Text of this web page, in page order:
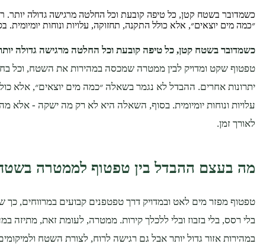
כשמדובר בשטח קטן, כל טיפה קובעת וכל החלטה מרגישה גדולה
״כמה מים יוצאים״, אלא כולל התקנה, תחזוקה, עלויות ונוחות
כשמדובר בשטח קטן, כל טיפה קובעת וכל החלטה מרגישה גדולה
טפטוף שקט ומדויק לבין ממטרה שמכסה במהירות את השטח, וכל
יתרונות אחרים. ההבדל לא נגמר בשאלה ״כמה מים יוצאים״, אלא
עלויות ונוחות יומיומית. בסוף, השאלה היא לא רק מה ישקה - אלא
לאורך זמן.
מה בעצם ההבדל בין טפטוף לממטרה
טפטוף מפזר מים לאט ובמדויק דרך טפטפנים קבועים במרווחים,
בלי רסס, בלי בזבוז ובלי ללכלך קירות. ממטרה, לעומת זאת, מתיזה
במהירות אזור גדול יותר אבל גם רגישה לרוח, לצורת השטח